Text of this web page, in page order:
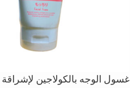
غسول الوجه بالكولاجين